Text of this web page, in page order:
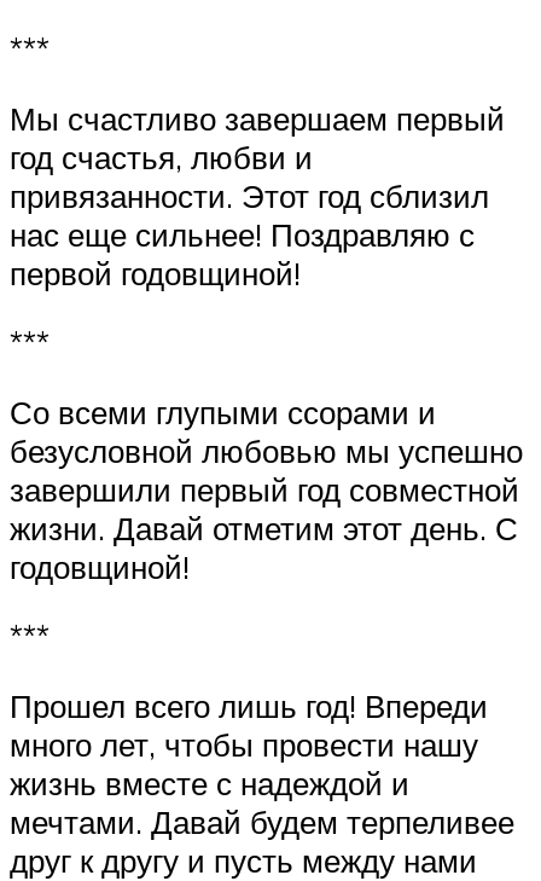
***
Мы счастливо завершаем первый
год счастья, любви и
привязанности. Этот год сблизил
нас еще сильнее! Поздравляю с
первой годовщиной!
***
Со всеми глупыми ссорами и
безусловной любовью мы успешно
завершили первый год совместной
жизни. Давай отметим этот день. С
годовщиной!
***
Прошел всего лишь год! Впереди
много лет, чтобы провести нашу
жизнь вместе с надеждой и
мечтами. Давай будем терпеливее
друг к другу и пусть между нами